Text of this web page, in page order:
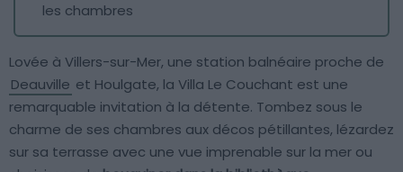
les chambres
Lovée à Villers-sur-Mer, une station balnéaire proche de
Deauville et Houlgate, la Villa Le Couchant est une
remarquable invitation à la détente. Tombez sous le
charme de ses chambres aux décos pétillantes, lézardez
sur sa terrasse avec une vue imprenable sur la mer ou